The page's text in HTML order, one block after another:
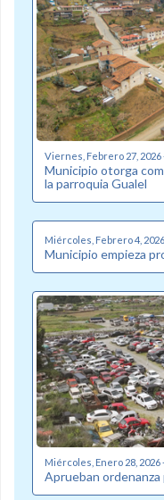
Viernes, Febrero 27, 2026
Municipio otorga
la parroquia Gualel
Miércoles, Febrero 4,
Municipio empieza
Miércoles, Enero 28, 2026
Aprueban